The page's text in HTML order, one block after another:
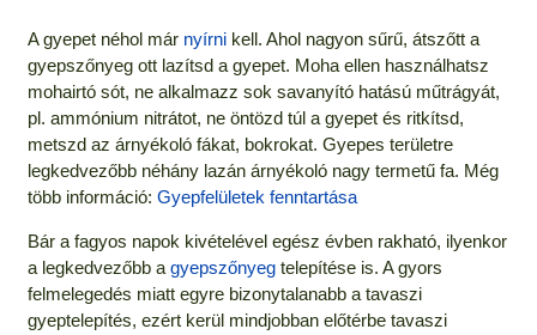
A gyepet néhol már nyírnikell. Ahol nagyon sűrű, átszőtt a
gyepszőnyeg ott lazítsd a gyepet. Moha ellen használhatsz
mohairtó sót, ne alkalmazz sok savanyító hatású műtrágyát,
pl. ammónium nitrátot, ne öntözd túl a gyepet és ritkítsd,
metszd az árnyékoló fákat, bokrokat. Gyepes területre
legkedvezőbb néhány lazán árnyékoló nagy termetű fa. Még
több információ: Gyepfelületek fenntartása
Bár a fagyos napok kivételével egész évben rakható, ilyenkor
a legkedvezőbb a gyepszőnyegtelepítése is. A gyors
felmelegedés miatt egyre bizonytalanabb a tavaszi
gyeptelepítés, ezért kerül mindjobban előtérbe tavaszi